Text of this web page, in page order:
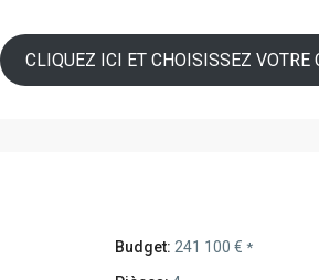
CLIQUEZ ICI ET CHOISISSEZ VOTRE
Budget: 241 100 € *